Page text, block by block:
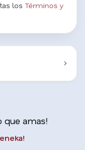
los Términos y
que amas!